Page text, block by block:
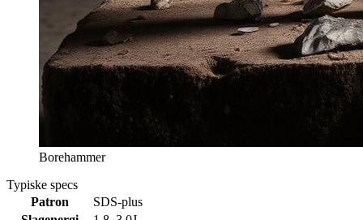
Borehammer
Typiske specs
Patron
SDS-plus